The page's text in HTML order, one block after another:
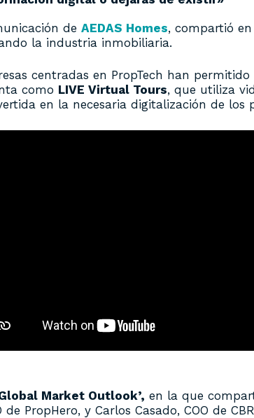
de AEDAS Homes, compartió
la industria inmobiliaria.
centradas en PropTech han
como LIVE Virtual Tours, que utiliza
en la necesaria digitalización de
Market Outlook’, en la que
PropHero, y Carlos Casado, COO de